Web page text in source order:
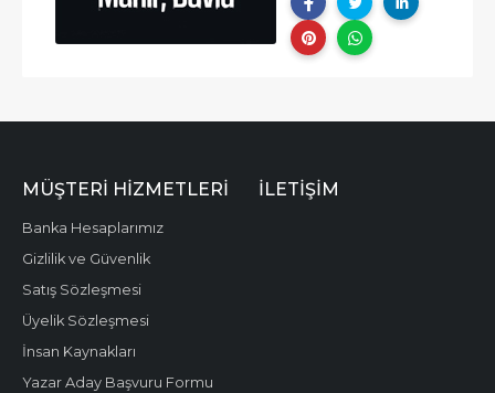
MÜŞTERI HIZMETLERI
Banka Hesaplarımız
Gizlilik ve Güvenlik
Satış Sözleşmesi
Üyelik Sözleşmesi
İnsan Kaynakları
Yazar Aday Başvuru Formu
İLETIŞIM